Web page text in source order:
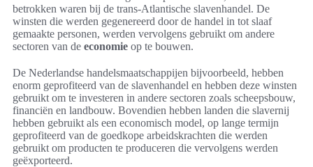
betrokken waren bij de trans-Atlantische slavenhandel. De
winsten die werden gegenereerd door de handel in tot slaaf
gemaakte personen, werden vervolgens gebruikt om andere
sectoren van de economie op te bouwen.
De Nederlandse handelsmaatschappijen bijvoorbeeld, hebben
enorm geprofiteerd van de slavenhandel en hebben deze winsten
gebruikt om te investeren in andere sectoren zoals scheepsbouw,
financiën en landbouw. Bovendien hebben landen die slavernij
hebben gebruikt als een economisch model, op lange termijn
geprofiteerd van de goedkope arbeidskrachten die werden
gebruikt om producten te produceren die vervolgens werden
geëxporteerd.